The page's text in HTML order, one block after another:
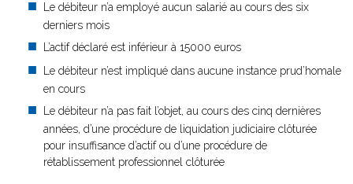
Le débiteur n’a employé aucun salarié au cours des six
derniers mois
L’actif déclaré est inférieur à 15000 euros
Le débiteur n’est impliqué dans aucune instance prud’homale
en cours
Le débiteur n’a pas fait l’objet, au cours des cinq dernières
années, d’une procédure de liquidation judiciaire clôturée
pour insuffisance d’actif ou d’une procédure de
rétablissement professionnel clôturée